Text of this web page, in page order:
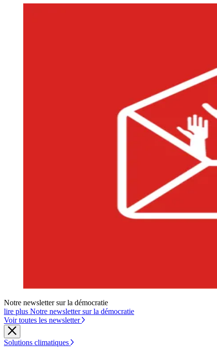
Notre newsletter sur la démocratie
lire plus Notre newsletter sur la démocratie
Voir toutes les newsletter
Solutions climatiques